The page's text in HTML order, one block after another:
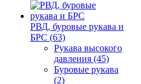
РВД, буровые рукава и
БРС (63)
Рукава высокого
давления (45)
Буровые рукава
(2)